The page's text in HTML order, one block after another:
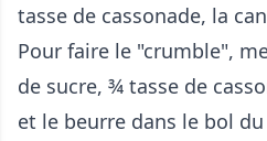
tasse de cassonade, la
Pour faire le "crumble",
de sucre, ¾ tasse de
et le beurre dans le bol